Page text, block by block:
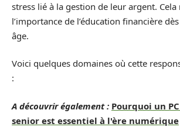
stress lié à la gestion de leur argent.
l’importance de l’éducation financière
âge.
Voici quelques domaines où cette
:
A découvrir également : Pourquoi un
senior est essentiel à l'ère numérique